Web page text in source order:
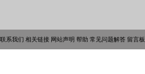
联系我们 相关链接 网站声明 帮助 常见问题解答 留言板